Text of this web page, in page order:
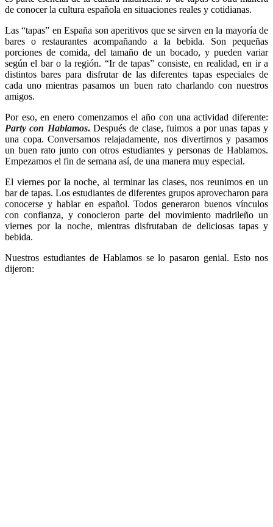
de conocer la cultura española en situaciones reales y cotidianas.
Las “tapas” en España son aperitivos que se sirven en la mayoría de
bares o restaurantes acompañando a la bebida. Son pequeñas
porciones de comida, del tamaño de un bocado, y pueden variar
según el bar o la región. “Ir de tapas” consiste, en realidad, en ir a
distintos bares para disfrutar de las diferentes tapas especiales de
cada uno mientras pasamos un buen rato charlando con nuestros
amigos.
Por eso, en enero comenzamos el año con una actividad diferente:
Party con Hablamos.Después de clase, fuimos a por unas tapas y
una copa. Conversamos relajadamente, nos divertirnos y pasamos
un buen rato junto con otros estudiantes y personas de Hablamos.
Empezamos el fin de semana así, de una manera muy especial.
El viernes por la noche, al terminar las clases, nos reunimos en un
bar de tapas. Los estudiantes de diferentes grupos aprovecharon para
conocerse y hablar en español. Todos generaron buenos vínculos
con confianza, y conocieron parte del movimiento madrileño un
viernes por la noche, mientras disfrutaban de deliciosas tapas y
bebida.
Nuestros estudiantes de Hablamos se lo pasaron genial. Esto nos
dijeron: